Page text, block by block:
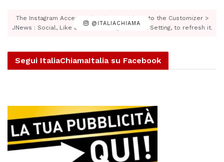
@ITALIACHIAMA
The Instagram Access Token is expired, Go to the Customizer >
JNews : Social, Like & View > Instagram Feed Setting, to refresh it.
Segui ItaliaChiamaItalia su Facebook